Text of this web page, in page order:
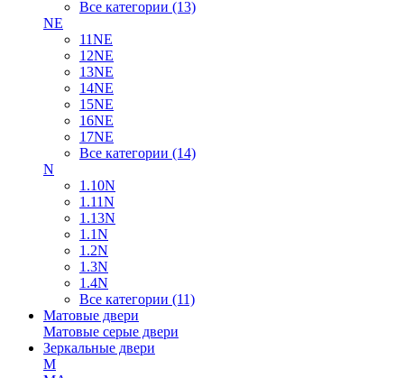
Все категории (13)
NE
11NE
12NE
13NE
14NE
15NE
16NE
17NE
Все категории (14)
N
1.10N
1.11N
1.13N
1.1N
1.2N
1.3N
1.4N
Все категории (11)
Матовые двери
Матовые серые двери
Зеркальные двери
M